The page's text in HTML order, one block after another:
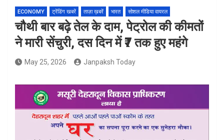
ECONOMY ट्रेंडिंग खबरें ताज़ा ख़बरें भारत सोशल मीडिया वायरल
चौथी बार बढ़े तेल के दाम, पेट्रोल की कीमतों
ने मारी सेंचुरी, दस दिन में ₹7 तक हुए महंगे
May 25, 2026 Janpaksh Today